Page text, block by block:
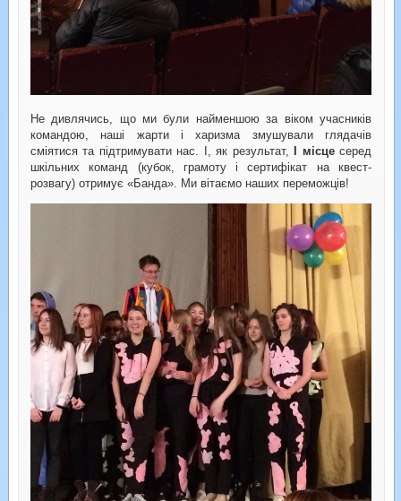
Не дивлячись, що ми були найменшою за віком учасників
командою, наші жарти і харизма змушували глядачів
сміятися та підтримувати нас. І, як результат,
І місцесеред
шкільних команд (кубок, грамоту і сертифікат на квест-
розвагу) отримує «Банда». Ми вітаємо наших переможців!